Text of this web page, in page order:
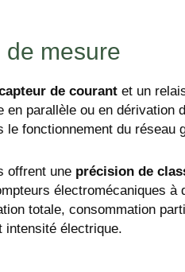
mesure
de courant et un
parallèle ou en dérivation
le fonctionnement du réseau
offrent une précision de
électromécaniques
totale, consommation
intensité électrique.